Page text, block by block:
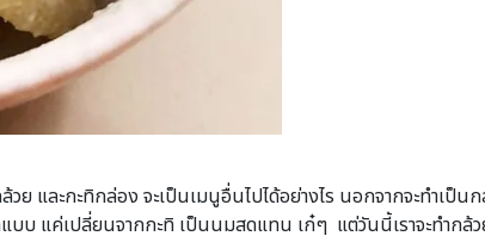
และกะทิกล่อง จะเป็นเมนูอื่นไปได้อย่างไร นอกจากจะทำเป็น
บ แค่เปลี่ยนจากกะทิ เป็นนมสดแทน เก๋ๆ แต่วันนี้เราจะทำกล้